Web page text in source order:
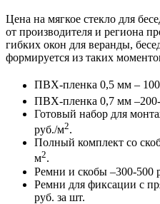
Цена на мягкое стекло для
от производителя и региона
гибких окон для веранды,
формируется из таких
ПВХ-пленка 0,5 мм –
ПВХ-пленка 0,7 мм
Готовый набор для
руб./м2.
Полный комплект со
м2.
Ремни и скобы –300-500
Ремни для фиксации с
руб. за шт.